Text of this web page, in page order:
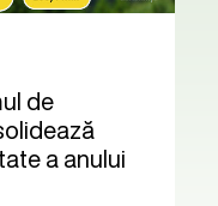
de
a anului